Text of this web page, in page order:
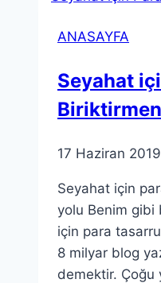
7
Ada
2026
ANASAYFA
Seyahat
17 Haziran 2019
Seyahat için
yolu Benim gibi
için para
8 milyar blog
demektir. Çoğu